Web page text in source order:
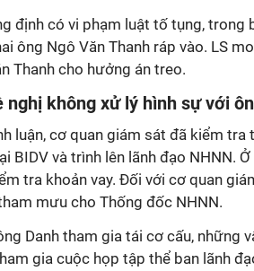
định có vi phạm luật tố tụng, trong
ông Ngô Văn Thanh ráp vào. LS
Thanh cho hưởng án treo.
nghị không xử lý hình sự với
luận, cơ quan giám sát đã kiểm
BIDV và trình lên lãnh đạo NHNN.
tra khoản vay. Đối với cơ quan
mưu cho Thống đốc NHNN.
Danh tham gia tái cơ cấu, những
gia cuộc họp tập thể ban lãnh